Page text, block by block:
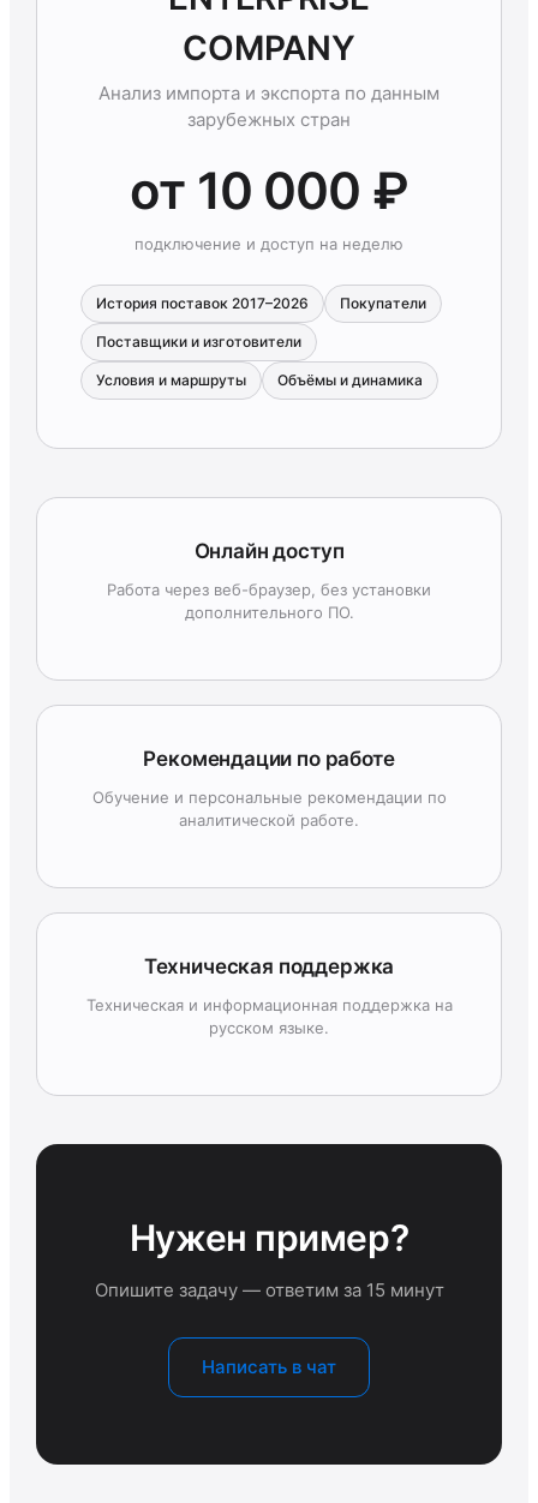
COMPANY
Анализ импорта и экспорта по данным
зарубежных стран
от 10 000 ₽
подключение и доступ на неделю
История поставок 2017–2026 Покупатели
Поставщики и изготовители
Условия и маршруты Объёмы и динамика
Онлайн доступ
Работа через веб-браузер, без установки
дополнительного ПО.
Рекомендации по работе
Обучение и персональные рекомендации по
аналитической работе.
Техническая поддержка
Техническая и информационная поддержка на
русском языке.
Нужен пример?
Опишите задачу — ответим за 15 минут
Написать в чат